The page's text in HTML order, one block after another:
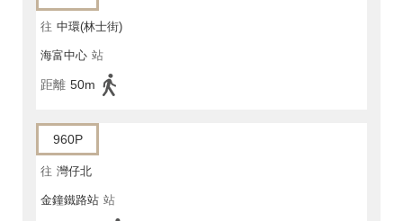
往 中環(林士街)
海富中心 站
距離 50m
960P
往 灣仔北
金鐘鐵路站 站